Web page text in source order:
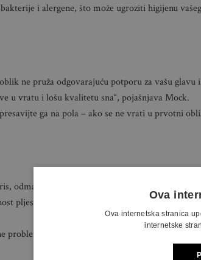
i alergene, što može ugroziti higijenu
ne pruža odgovarajuću potporu za vašu glavu
u vratu i lošu kvalitetu sna“, pojašnjava Mock.
ga na pola – ako se ne vrati u prvotni
odmah ga zamijenite.
pljesni, koja može nastati spavanjem na
probleme, osobito ako ste alergični na nju, ali čak
Ova
Ova internetska stranica
internetske